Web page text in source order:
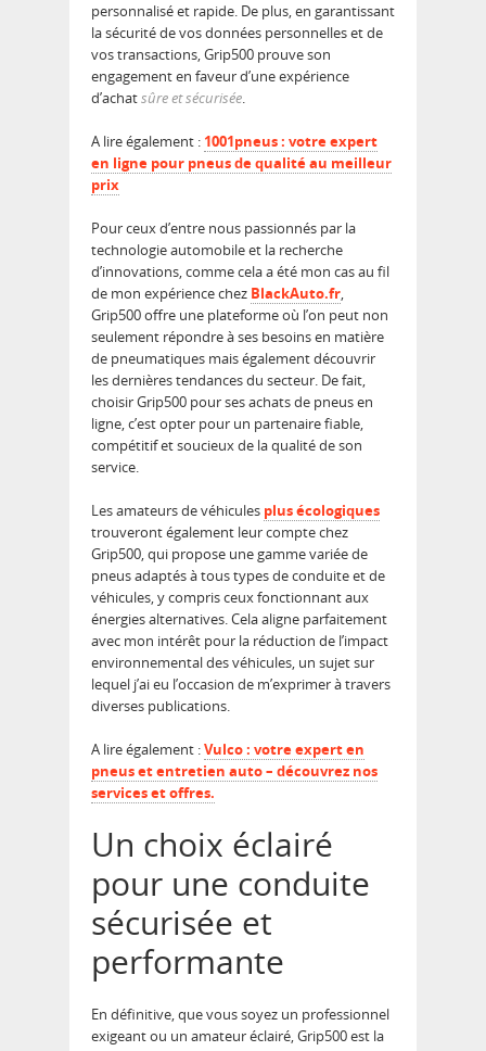
personnalisé et rapide. De plus, en garantissant
la sécurité de vos données personnelles et de
vos transactions, Grip500 prouve son
engagement en faveur d’une expérience
d’achatsûre et sécurisée.
A lire également : 1001pneus : votre expert
en ligne pour pneus de qualité au meilleur
prix
Pour ceux d’entre nous passionnés par la
technologie automobile et la recherche
d’innovations, comme cela a été mon cas au fil
de mon expérience chez BlackAuto.fr,
Grip500 offre une plateforme où l’on peut non
seulement répondre à ses besoins en matière
de pneumatiques mais également découvrir
les dernières tendances du secteur. De fait,
choisir Grip500 pour ses achats de pneus en
ligne, c’est opter pour un partenaire fiable,
compétitif et soucieux de la qualité de son
service.
Les amateurs de véhicules plus écologiques
trouveront également leur compte chez
Grip500, qui propose une gamme variée de
pneus adaptés à tous types de conduite et de
véhicules, y compris ceux fonctionnant aux
énergies alternatives. Cela aligne parfaitement
avec mon intérêt pour la réduction de l’impact
environnemental des véhicules, un sujet sur
lequel j’ai eu l’occasion de m’exprimer à travers
diverses publications.
A lire également :Vulco : votre expert en
pneus et entretien auto – découvrez nos
services et offres.
Un choix éclairé
pour une conduite
sécurisée et
performante
En définitive, que vous soyez un professionnel
exigeant ou un amateur éclairé, Grip500 est la